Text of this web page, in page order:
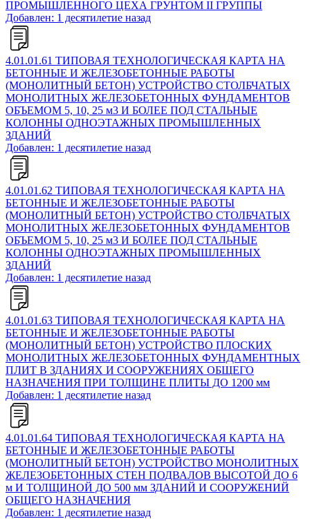
ПРОМЫШЛЕННОГО ЦЕХА ГРУНТОМ II ГРУППЫ
Добавлен: 1 десятилетие назад
4.01.01.61 ТИПОВАЯ ТЕХНОЛОГИЧЕСКАЯ КАРТА НА
БЕТОННЫЕ И ЖЕЛЕЗОБЕТОННЫЕ РАБОТЫ
(МОНОЛИТНЫЙ БЕТОН) УСТРОЙСТВО СТОЛБЧАТЫХ
МОНОЛИТНЫХ ЖЕЛЕЗОБЕТОННЫХ ФУНДАМЕНТОВ
ОБЪЕМОМ 5, 10, 25 м3 И БОЛЕЕ ПОД СТАЛЬНЫЕ
КОЛОННЫ ОДНОЭТАЖНЫХ ПРОМЫШЛЕННЫХ
ЗДАНИЙ
Добавлен: 1 десятилетие назад
4.01.01.62 ТИПОВАЯ ТЕХНОЛОГИЧЕСКАЯ КАРТА НА
БЕТОННЫЕ И ЖЕЛЕЗОБЕТОННЫЕ РАБОТЫ
(МОНОЛИТНЫЙ БЕТОН) УСТРОЙСТВО СТОЛБЧАТЫХ
МОНОЛИТНЫХ ЖЕЛЕЗОБЕТОННЫХ ФУНДАМЕНТОВ
ОБЪЕМОМ 5, 10, 25 м3 И БОЛЕЕ ПОД СТАЛЬНЫЕ
КОЛОННЫ ОДНОЭТАЖНЫХ ПРОМЫШЛЕННЫХ
ЗДАНИЙ
Добавлен: 1 десятилетие назад
4.01.01.63 ТИПОВАЯ ТЕХНОЛОГИЧЕСКАЯ КАРТА НА
БЕТОННЫЕ И ЖЕЛЕЗОБЕТОННЫЕ РАБОТЫ
(МОНОЛИТНЫЙ БЕТОН) УСТРОЙСТВО ПЛОСКИХ
МОНОЛИТНЫХ ЖЕЛЕЗОБЕТОННЫХ ФУНДАМЕНТНЫХ
ПЛИТ В ЗДАНИЯХ И СООРУЖЕНИЯХ ОБЩЕГО
НАЗНАЧЕНИЯ ПРИ ТОЛЩИНЕ ПЛИТЫ ДО 1200 мм
Добавлен: 1 десятилетие назад
4.01.01.64 ТИПОВАЯ ТЕХНОЛОГИЧЕСКАЯ КАРТА НА
БЕТОННЫЕ И ЖЕЛЕЗОБЕТОННЫЕ РАБОТЫ
(МОНОЛИТНЫЙ БЕТОН) УСТРОЙСТВО МОНОЛИТНЫХ
ЖЕЛЕЗОБЕТОННЫХ СТЕН ПОДВАЛОВ ВЫСОТОЙ ДО 6
м И ТОЛЩИНОЙ ДО 500 мм ЗДАНИЙ И СООРУЖЕНИЙ
ОБЩЕГО НАЗНАЧЕНИЯ
Добавлен: 1 десятилетие назад